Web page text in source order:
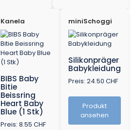
Kanela
BIBS Baby
Bitie
Beissring
Heart Baby
Blue (1 Stk)
Preis: 8.55 CHF
miniSchoggi
Silikonpräger
Babykleidung
Preis: 24.50 CHF
Produkt
ansehen